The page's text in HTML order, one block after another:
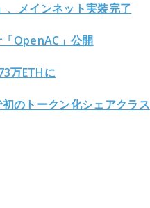
、メインネット実装完了
「OpenAC」公開
万ETHに
のトークン化シェアクラス